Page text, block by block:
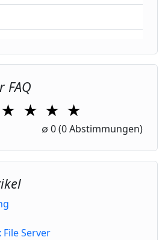
FAQ
★
2 Stars
★
3 Stars
★
4 Stars
★
5 Stars
∅ 0(0 Abstimmungen)
File Server